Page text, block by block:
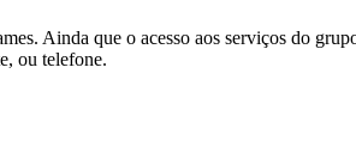
Ainda que o acesso aos serviços do
ou telefone.